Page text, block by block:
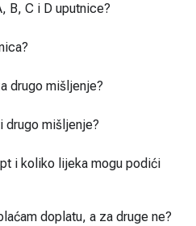
B, C i D uputnice?
drugo mišljenje?
drugo mišljenje?
i koliko lijeka mogu podići
doplatu, a za druge ne?